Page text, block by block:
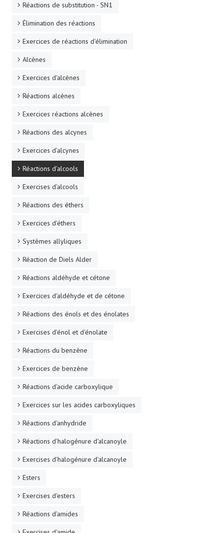
Réactions de substitution - SN1
Élimination des réactions
Exercices de réactions d'élimination
Alcènes
Exercices d'alcènes
Réactions alcènes
Exercices réactions alcènes
Réactions des alcynes
Exercices d'alcynes
Réactions d'alcools
Exercises d'alcools
Réactions des éthers
Exercices d'éthers
Systèmes allyliques
Réaction de Diels Alder
Réactions aldéhyde et cétone
Exercices d'aldéhyde et de cétone
Réactions des énols et des énolates
Exercises d'énol et d'énolate
Réactions du benzène
Exercices de benzène
Réactions d'acide carboxylique
Exercices sur les acides carboxyliques
Réactions d'anhydride
Réactions d'halogénure d'alcanoyle
Exercises d'halogénure d'alcanoyle
Esters
Exercises d'esters
Réactions d'amides